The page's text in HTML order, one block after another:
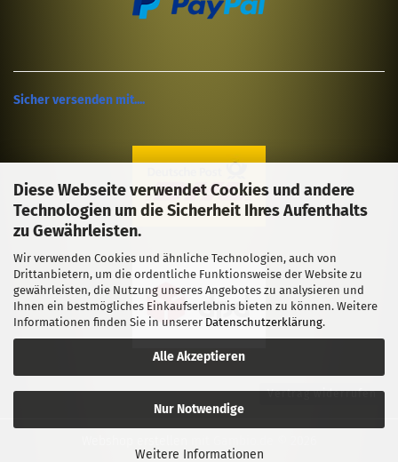
Diese Webseite verwendet Cookies und andere
Technologien um die Sicherheit Ihres Aufenthalts
zu Gewährleisten.
Wir verwenden Cookies und ähnliche Technologien, auch von
Drittanbietern, um die ordentliche Funktionsweise der Website zu
gewährleisten, die Nutzung unseres Angebotes zu analysieren und
Ihnen ein bestmögliches Einkaufserlebnis bieten zu können. Weitere
Informationen finden Sie in unserer Datenschutzerklärung.
Alle Akzeptieren
Nur Notwendige
Weitere Informationen
Sicher versenden mit....
Vertrag widerrufen